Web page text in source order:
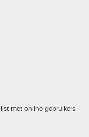
met online gebruikers